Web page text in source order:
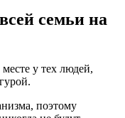
семьи на
у тех людей,
поэтому